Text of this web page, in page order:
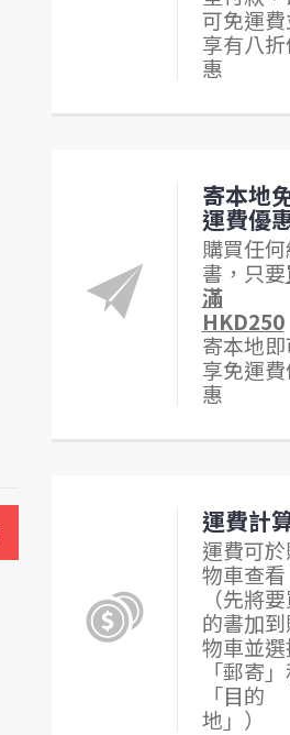
可免運
享有八
惠
寄本地
運費優
購買任
書，只要
滿
HKD250
寄本地
享免運
惠
運費計
運費可
物車查看
（先將
的書加
物車並
「郵寄
「目的
地」）